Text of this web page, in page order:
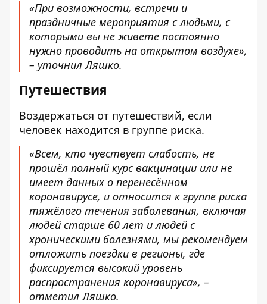
«При возможности, встречи и
праздничные мероприятия с людьми, с
которыми вы не живете постоянно
нужно проводить на открытом воздухе»,
– уточнил Ляшко.
Путешествия
Воздержаться от путешествий, если
человек находится в группе риска.
«Всем, кто чувствует слабость, не
прошёл полный курс вакцинации или не
имеет данных о перенесённом
коронавирусе, и относится к группе риска
тяжёлого течения заболевания, включая
людей старше 60 лет и людей с
хроническими болезнями, мы рекомендуем
отложить поездки в регионы, где
фиксируется высокий уровень
распространения коронавируса», –
отметил Ляшко.